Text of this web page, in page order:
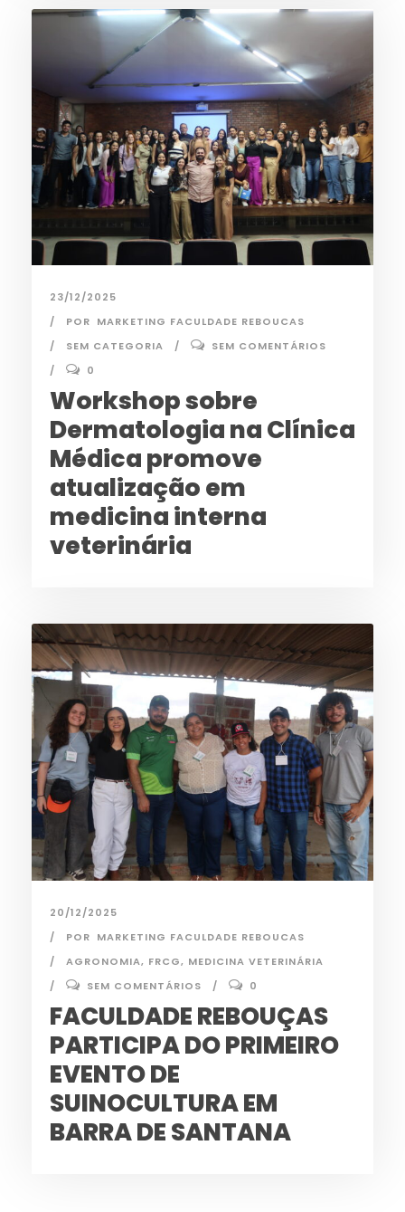
23/12/2025
POR MARKETING FACULDADE REBOUCAS
SEM CATEGORIA
SEM COMENTÁRIOS
0
Workshop sobre
Dermatologia na Clínica
Médica promove
atualização em
medicina interna
veterinária
20/12/2025
POR MARKETING FACULDADE REBOUCAS
AGRONOMIA, FRCG, MEDICINA VETERINÁRIA
SEM COMENTÁRIOS
0
FACULDADE REBOUÇAS
PARTICIPA DO PRIMEIRO
EVENTO DE
SUINOCULTURA EM
BARRA DE SANTANA